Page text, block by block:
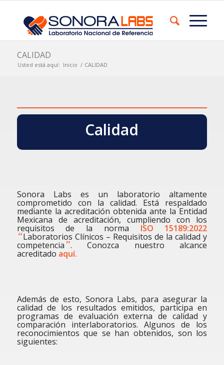
CALIDAD
Usted está aquí: Inicio / CALIDAD
Calidad
Sonora Labs es un laboratorio altamente
comprometido con la calidad. Está respaldado
mediante la acreditación obtenida ante la Entidad
Mexicana de acreditación, cumpliendo con los
requisitos de la norma ISO 15189:2022
“Laboratorios Clínicos – Requisitos de la calidad y
competencia”. Conozca nuestro alcance
acreditado aquí.
Además de esto, Sonora Labs, para asegurar la
calidad de los resultados emitidos, participa en
programas de evaluación externa de calidad y
comparación interlaboratorios. Algunos de los
reconocimientos que se han obtenidos, son los
siguientes: